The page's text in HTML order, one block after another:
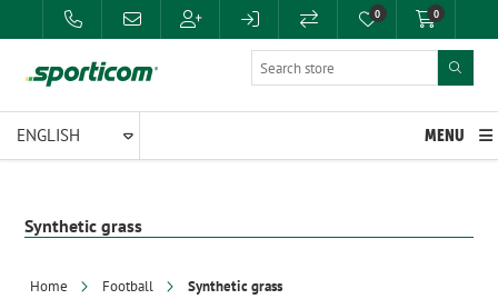
0 0
MENU
Synthetic grass
Home Football Synthetic grass